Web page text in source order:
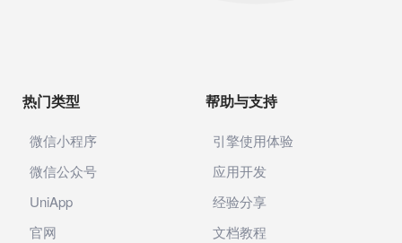
热门类型
微信小程序
微信公众号
UniApp
官网
帮助与支持
引擎使用体验
应用开发
经验分享
文档教程